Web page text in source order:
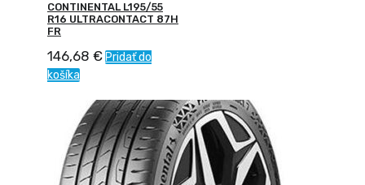
CONTINENTAL L195/55
R16 ULTRACONTACT 87H
FR
146,68 € Pridať do
košíka